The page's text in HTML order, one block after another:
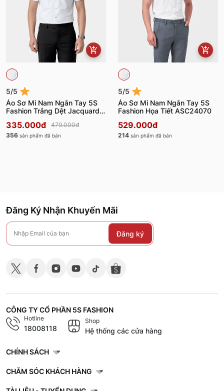
5/5
Áo Sơ Mi Nam Ngắn Tay 5S
Fashion Trắng Dệt Jacquard
335.000đ
479.000đ
356 sản phẩm đã bán
5/5
Áo Sơ Mi Nam Ngắn Tay 5S
Fashion Họa Tiết ASC24070
529.000đ
214 sản phẩm đã bán
Đăng Ký Nhận Khuyến Mãi
Đăng ký
CÔNG TY CỔ PHẦN 5S FASHION
Hotline
18008118
Shop
Hệ thống các cửa hàng
CHÍNH SÁCH
CHĂM SÓC KHÁCH HÀNG